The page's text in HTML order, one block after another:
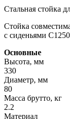
Стальная стойка
Стойка
с сиденьями
Основные
Высота, мм
330
Диаметр, мм
80
Масса брутто, кг
2.2
Материал